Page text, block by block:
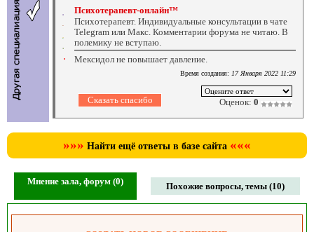
Психотерапевт-онлайн™
Психотерапевт. Индивидуальные консультации в чате
Telegram или Макс. Комментарии форума не читаю. В
полемику не вступаю.
Мексидол не повышает давление.
Время создания: 17 Января 2022 11:29
Оценок: 0
»»» Найти ещё ответы в базе сайта «««
Мнение зала, форум (0) Похожие вопросы, темы (10)